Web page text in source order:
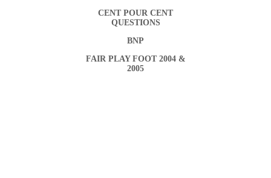
CENT POUR CENT
QUESTIONS
BNP
FAIR PLAY FOOT 2004 &
2005